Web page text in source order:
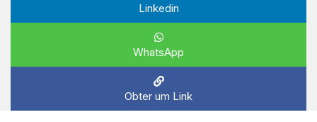
Linkedin
WhatsApp
Obter um Link